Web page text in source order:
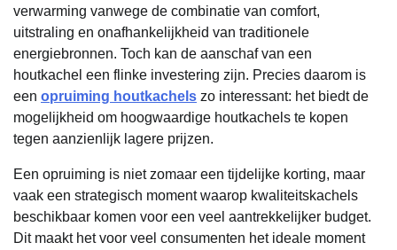
verwarming vanwege de combinatie van comfort,
uitstraling en onafhankelijkheid van traditionele
energiebronnen. Toch kan de aanschaf van een
houtkachel een flinke investering zijn. Precies daarom is
een opruiming houtkachels zo interessant: het biedt de
mogelijkheid om hoogwaardige houtkachels te kopen
tegen aanzienlijk lagere prijzen.
Een opruiming is niet zomaar een tijdelijke korting, maar
vaak een strategisch moment waarop kwaliteitskachels
beschikbaar komen voor een veel aantrekkelijker budget.
Dit maakt het voor veel consumenten het ideale moment